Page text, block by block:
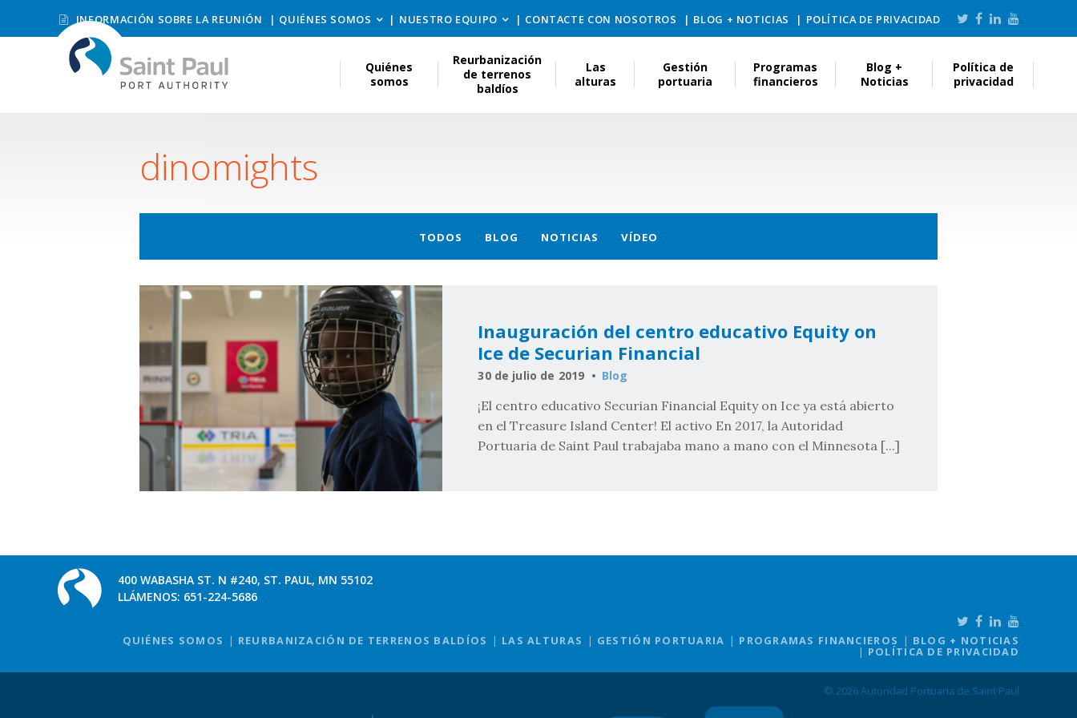
INFORMACIÓN SOBRE LA REUNIÓN QUIÉNES SOMOS NUESTRO EQUIPO CONTACTE CON NOSOTROS BLOG + NOTICIAS POLÍTICA DE PRIVACIDAD
Quiénes
somos
Reurbanización
de terrenos
baldíos
Las
alturas
Gestión
portuaria
Programas
financieros
Blog +
Noticias
Política de
privacidad
dinomights
TODOS BLOG NOTICIAS VÍDEO
Inauguración del centro educativo Equity on
Ice de Securian Financial
30 de julio de 2019 Blog
¡El centro educativo Securian Financial Equity on Ice ya está abierto
en el Treasure Island Center! El activo En 2017, la Autoridad
Portuaria de Saint Paul trabajaba mano a mano con el Minnesota [...]
400 WABASHA ST. N #240, ST. PAUL, MN 55102
LLÁMENOS: 651-224-5686
QUIÉNES SOMOS REURBANIZACIÓN DE TERRENOS BALDÍOS LAS ALTURAS GESTIÓN PORTUARIA PROGRAMAS FINANCIEROS BLOG + NOTICIAS
POLÍTICA DE PRIVACIDAD
© 2026 Autoridad Portuaria de Saint Paul